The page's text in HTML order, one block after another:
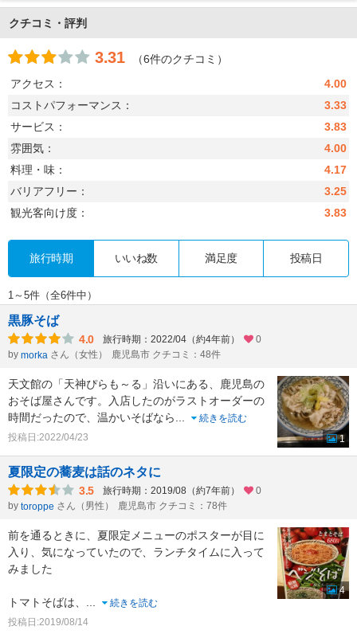
クチコミ・評判
3.31
（6件のクチコミ）
アクセス：
4.00
コストパフォーマンス：
3.33
サービス：
3.83
雰囲気：
4.00
料理・味：
4.17
バリアフリー：
3.25
観光客向け度：
3.83
旅行時期 いいね数 満足度 投稿日
1～5件（全6件中）
黒豚そば
4.0 旅行時期：2022/04（約4年前）
0
by morka さん（女性） 鹿児島市 クチコミ：48件
天文館の「天神ぴらも～る」沿いにある、鹿児島の
おそば屋さんです。入店したのがラストオーダーの
時間だったので、温かいそばなら
続きを読む
投稿日:2022/04/23
1
夏限定の蕎麦は話のネタに
3.5 旅行時期：2019/08（約7年前）
0
by toroppe さん（男性） 鹿児島市 クチコミ：78件
前を通るときに、夏限定メニューのポスターが目に
入り、気になっていたので、ランチタイムに入って
みました
トマトそばは、
続きを読む
投稿日:2019/08/14
4